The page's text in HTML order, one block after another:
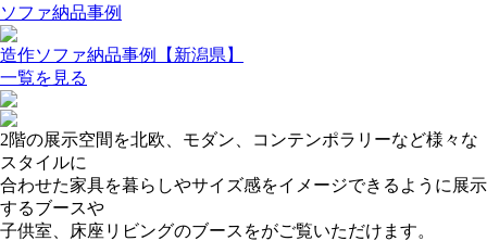
ソファ納品事例
造作ソファ納品事例【新潟県】
一覧を見る
2階の展示空間を北欧、モダン、コンテンポラリーなど様々な
スタイルに
合わせた家具を暮らしやサイズ感をイメージできるように展示
するブースや
子供室、床座リビングのブースをがご覧いただけます。